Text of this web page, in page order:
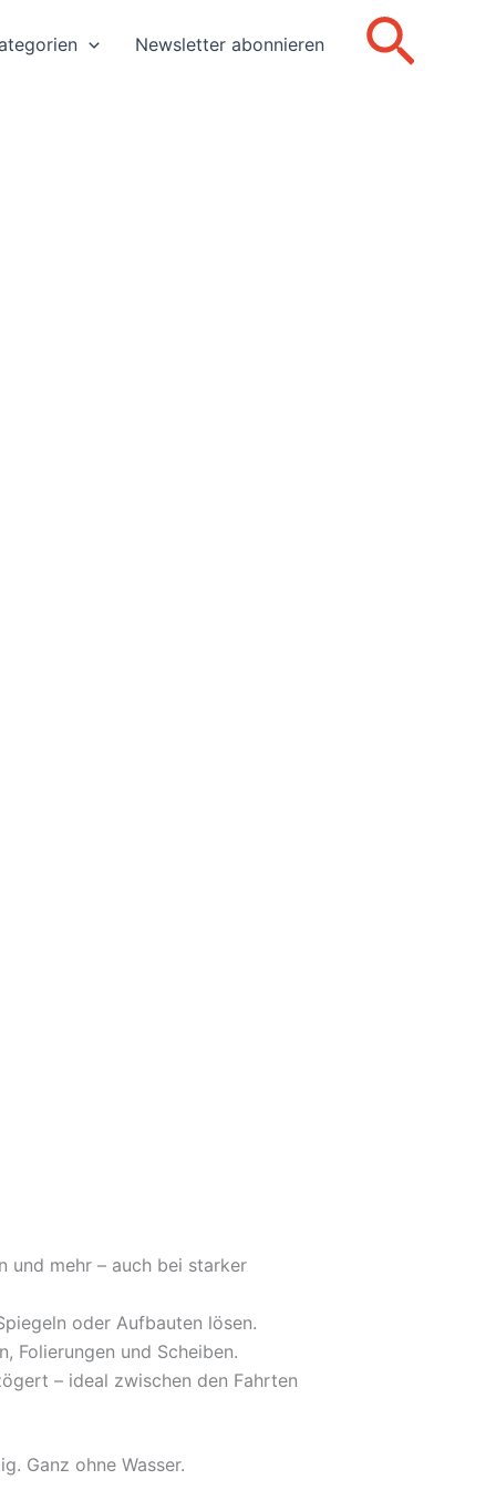
Newsletter abonnieren
und mehr – auch bei starker
oder Aufbauten lösen.
Folierungen und Scheiben.
– ideal zwischen den Fahrten
Ganz ohne Wasser.